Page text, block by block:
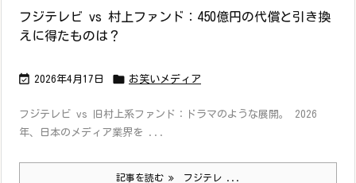
フジテレビ vs 村上ファンド：450億円の代償と引き換
えに得たものは？
 2026年4月17日  お笑いメディア
フジテレビ vs 旧村上系ファンド：ドラマのような展開。 2026
年、日本のメディア業界を ...
記事を読む フジテレ ...